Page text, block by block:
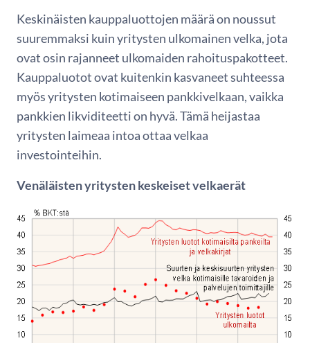
Keskinäisten kauppaluottojen määrä on noussut
suuremmaksi kuin yritysten ulkomainen velka, jota
ovat osin rajanneet ulkomaiden rahoituspakotteet.
Kauppaluotot ovat kuitenkin kasvaneet suhteessa
myös yritysten kotimaiseen pankkivelkaan, vaikka
pankkien likviditeetti on hyvä. Tämä heijastaa
yritysten laimeaa intoa ottaa velkaa
investointeihin.
Venäläisten yritysten keskeiset velkaerät